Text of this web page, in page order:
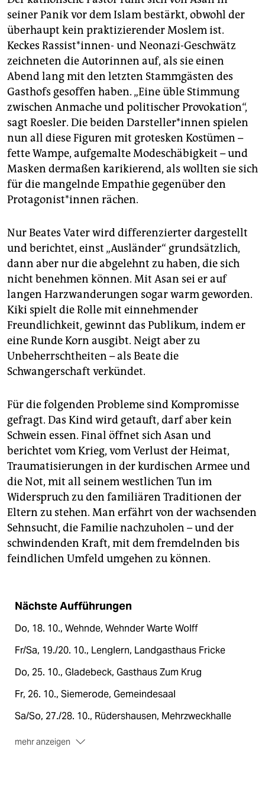
seiner Panik vor dem Islam bestärkt, obwohl der
überhaupt kein praktizierender Moslem ist.
Keckes Rassist*innen- und Neonazi-Geschwätz
zeichneten die Autorinnen auf, als sie einen
Abend lang mit den letzten Stammgästen des
Gasthofs gesoffen haben. „Eine üble Stimmung
zwischen Anmache und politischer Provokation“,
sagt Roesler. Die beiden Darsteller*innen spielen
nun all diese Figuren mit grotesken Kostümen –
fette Wampe, aufgemalte Modeschäbigkeit – und
Masken dermaßen karikierend, als wollten sie sich
für die mangelnde Empathie gegenüber den
Protagonist*innen rächen.
Nur Beates Vater wird differenzierter dargestellt
und berichtet, einst „Ausländer“ grundsätzlich,
dann aber nur die abgelehnt zu haben, die sich
nicht benehmen können. Mit Asan sei er auf
langen Harzwanderungen sogar warm geworden.
Kiki spielt die Rolle mit einnehmender
Freundlichkeit, gewinnt das Publikum, indem er
eine Runde Korn ausgibt. Neigt aber zu
Unbeherrschtheiten – als Beate die
Schwangerschaft verkündet.
Für die folgenden Probleme sind Kompromisse
gefragt. Das Kind wird getauft, darf aber kein
Schwein essen. Final öffnet sich Asan und
berichtet vom Krieg, vom Verlust der Heimat,
Traumatisierungen in der kurdischen Armee und
die Not, mit all seinem westlichen Tun im
Widerspruch zu den familiären Traditionen der
Eltern zu stehen. Man erfährt von der wachsenden
Sehnsucht, die Familie nachzuholen – und der
schwindenden Kraft, mit dem fremdelnden bis
feindlichen Umfeld umgehen zu können.
Nächste Aufführungen
Do, 18. 10., Wehnde, Wehnder Warte Wolff
Fr/Sa, 19./20. 10., Lenglern, Landgasthaus Fricke
Do, 25. 10., Gladebeck, Gasthaus Zum Krug
Fr, 26. 10., Siemerode, Gemeindesaal
Sa/So, 27./28. 10., Rüdershausen, Mehrzweckhalle
mehr anzeigen